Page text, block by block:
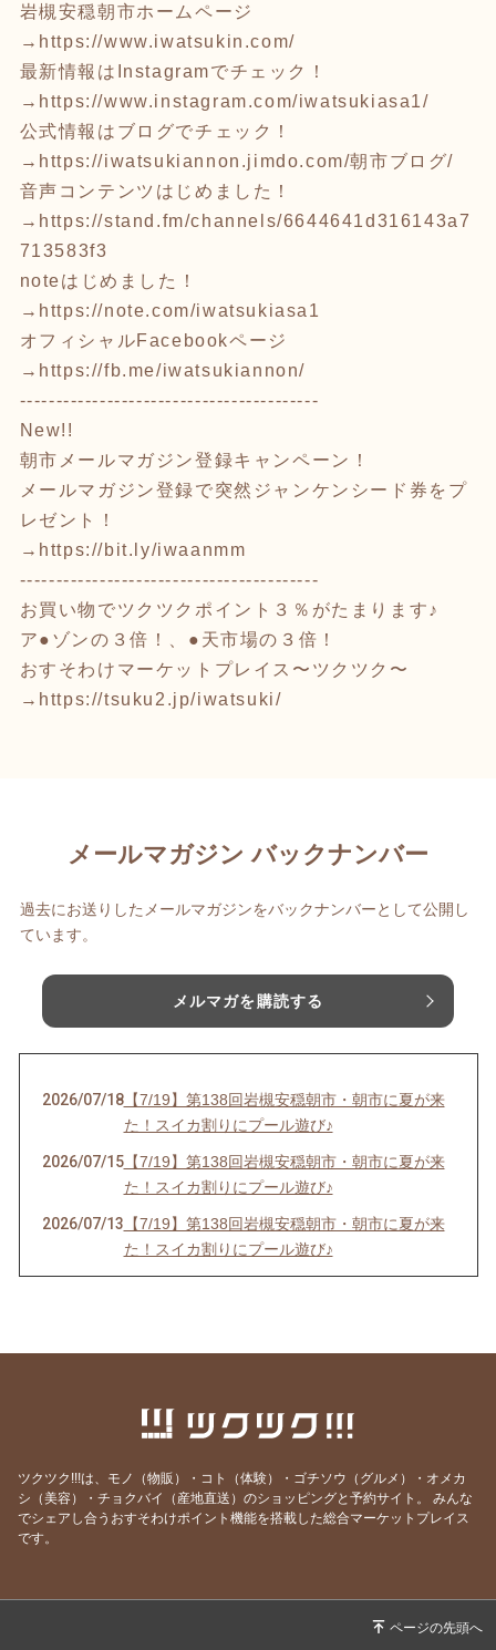
岩槻安穏朝市ホームページ
→ https://www.iwatsukin.com/
最新情報はInstagramでチェック！
→ https://www.instagram.com/iwatsukiasa1/
公式情報はブログでチェック！
→ https://iwatsukiannon.jimdo.com/朝市ブログ/
音声コンテンツはじめました！
→ https://stand.fm/channels/6644641d316143a7
713583f3
noteはじめました！
→ https://note.com/iwatsukiasa1
オフィシャルFacebookページ
→ https://fb.me/iwatsukiannon/
-----------------------------------------
New!!
朝市メールマガジン登録キャンペーン！
メールマガジン登録で突然ジャンケンシード券をプ
レゼント！
→ https://bit.ly/iwaanmm
-----------------------------------------
お買い物でツクツクポイント３％がたまります♪
ア●ゾンの３倍！、●天市場の３倍！
おすそわけマーケットプレイス〜ツクツク〜
→ https://tsuku2.jp/iwatsuki/
メールマガジン バックナンバー
過去にお送りしたメールマガジンをバックナンバーとして公開し
ています。
メルマガを購読する
2026/07/18【7/19】第138回岩槻安穏朝市・朝市に夏が来
た！スイカ割りにプール遊び♪
2026/07/15【7/19】第138回岩槻安穏朝市・朝市に夏が来
た！スイカ割りにプール遊び♪
2026/07/13 【7/19】第138回岩槻安穏朝市・朝市に夏が来
た！スイカ割りにプール遊び♪
【6/21】第137回岩槻安穏朝市・父の日ワーク
ショップまつり開催！パパ自慢大会で賞品をゲ
2026/06/10【6/21】第137回岩槻安穏朝市・父の日ワーク
ショップまつり開催！パパ自慢大会で賞品をゲ
ツクツク!!!は、モノ（物販）・コト（体験）・ゴチソウ（グルメ）・オメカ
シ（美容）・チョクバイ（産地直送）のショッピングと予約サイト。
みんな
でシェアし合うおすそわけポイント機能を搭載した総合マーケットプレイス
です。